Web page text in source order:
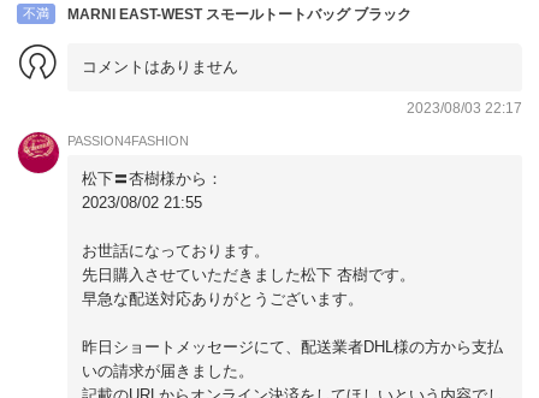
不満 MARNI EAST-WEST スモールトートバッグ ブラック
コメントはありません
2023/08/03 22:17
PASSION4FASHION
松下〓杏樹様から：
2023/08/02 21:55
お世話になっております。
先日購入させていただきました松下 杏樹です。
早急な配送対応ありがとうございます。
昨日ショートメッセージにて、配送業者DHL様の方から支払
いの請求が届きました。